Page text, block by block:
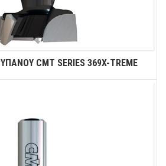
CMT SERIES 369X-TREME